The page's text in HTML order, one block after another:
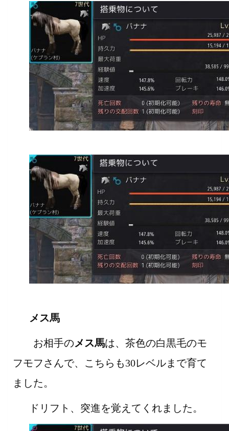
メス馬
お相手のメス馬は、茶色の白黒毛のモ
フモフさんで、こちらも30レベルまで育て
ました。
ドリフト、突進を覚えてくれました。